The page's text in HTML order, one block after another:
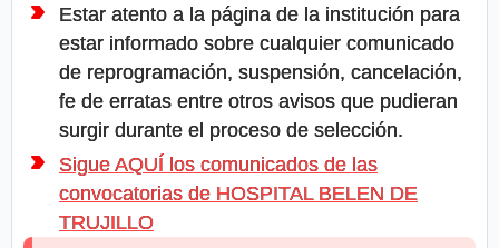
Estar atento a la página de la institución para
estar informado sobre cualquier comunicado
de reprogramación, suspensión, cancelación,
fe de erratas entre otros avisos que pudieran
surgir durante el proceso de selección.
Sigue AQUÍ los comunicados de las
convocatorias de HOSPITAL BELEN DE
TRUJILLO